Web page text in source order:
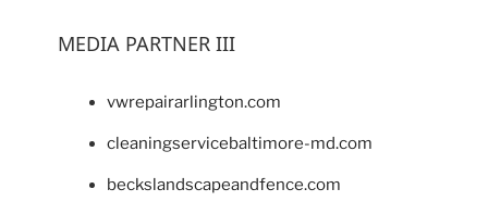
MEDIA PARTNER III
vwrepairarlington.com
cleaningservicebaltimore-md.com
beckslandscapeandfence.com